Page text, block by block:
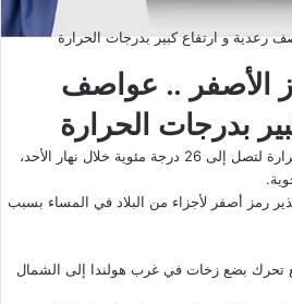
رعدية و ارتفاع كبير بدرجات الحرارة
الأصفر .. عواصف
بدرجات الحرارة
ومن المتوقع أن ترتفع درجات الحرارة لتصل إلى 26 درجة مئوية خلال نهار الأحد،
رمز أصفر لأجزاء من البلاد في المساء بسبب
مع تحرك بضع زخات في غرب هولندا إلى الشمال